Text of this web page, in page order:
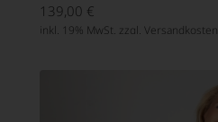
139,00 €
inkl. 19% MwSt. zzgl. Versandkosten